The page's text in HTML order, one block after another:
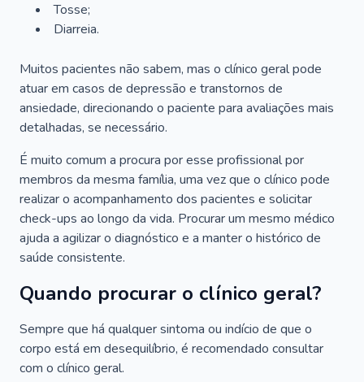
Tosse;
Diarreia.
Muitos pacientes não sabem, mas o clínico geral pode
atuar em casos de depressão e transtornos de
ansiedade, direcionando o paciente para avaliações mais
detalhadas, se necessário.
É muito comum a procura por esse profissional por
membros da mesma família, uma vez que o clínico pode
realizar o acompanhamento dos pacientes e solicitar
check-ups ao longo da vida. Procurar um mesmo médico
ajuda a agilizar o diagnóstico e a manter o histórico de
saúde consistente.
Quando procurar o clínico geral?
Sempre que há qualquer sintoma ou indício de que o
corpo está em desequilíbrio, é recomendado consultar
com o clínico geral.